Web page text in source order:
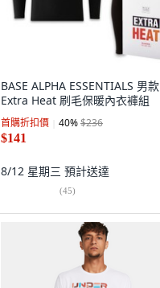
BASE ALPHA ESSENTIALS 男款
Extra Heat 刷毛保暖內衣褲組
首購折扣價 40%$236
$141
8/12 星期三 預計送達
(45)